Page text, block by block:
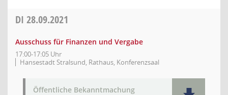
DI 28.09.2021
Ausschuss für Finanzen und Vergabe
17:00-17:05 Uhr
Hansestadt Stralsund, Rathaus, Konferenzsaal
Öffentliche Bekanntmachung